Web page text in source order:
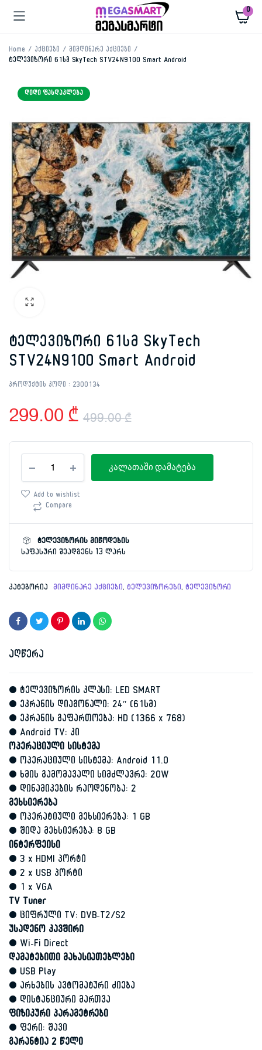
0
Home აქციები
მიმდინარე აქციები
ტელევიზორი 61სმ SkyTech STV24N9100 Smart Android
ᲓᲘᲓᲘ ᲤᲐᲡᲓᲐᲙᲚᲔᲑᲐ
ტელევიზორი 61სმ SkyTech
STV24N9100 Smart Android
პროდუქტის კოდი : 2300134
499.00₾
Original
price
499.00 ₾.
299.00 ₾
Current
price
299.00 ₾.
61სმ
SkyTech
STV24N9100
Smart
რაოდენობა
კალათაში დამატება
Add to wishlist
Compare
ტელევიზორის მიწოდების
საფასური შეადგენს 13 ლარს
კატეგორია მიმდინარე აქციები,ტელევიზორები, ტელევიზორი
აღწერა
• ტელევიზორის კლასი: LED SMART
• ეკრანის დიაგონალი: 24″ (61სმ)
• ეკრანის გაფართოება: HD (1366 x 768)
• Android TV: კი
ოპერაციული სისტემა
• ოპერაციული სისტემა: Android 11.0
• ხმის გამომავალი სიმძლავრე: 20W
• დინამიკების რაოდენობა: 2
მეხსიერება
• ოპერატიული მეხსიერება: 1 GB
• შიდა მეხსიერება: 8 GB
ინტერფეისი
• 3 x HDMI პორტი
• 2 x USB პორტი
• 1 x VGA
TV Tuner
• ციფრული TV: DVB-T2/S2
უსადენო კავშირი
• Wi-Fi Direct
დამატებითი მახასიათებლები
• USB Play
• არხების ავტომატური ძიება
• დისტანციური მართვა
ფიზიკური პარამეტრები
• ფერი: შავი
გარანტია 2 წელი